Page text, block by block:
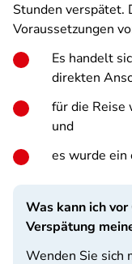
Stunden verspätet.
Voraussetzungen
Es handelt
direkten
für die Reise
und
es wurde ein
Was kann ich
Verspätung
Wenden Sie sich